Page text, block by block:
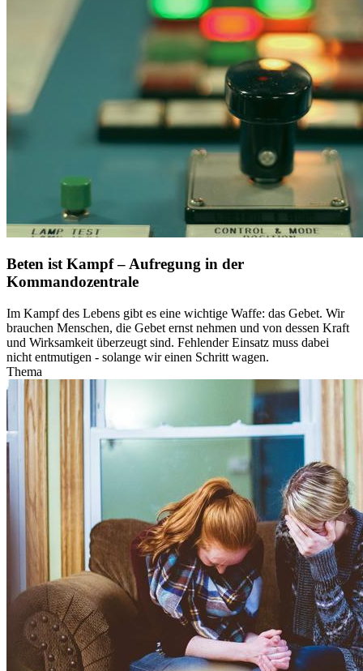
Beten ist Kampf – Aufregung in der
Kommandozentrale
Im Kampf des Lebens gibt es eine wichtige Waffe: das Gebet. Wir
brauchen Menschen, die Gebet ernst nehmen und von dessen Kraft
und Wirksamkeit überzeugt sind. Fehlender Einsatz muss dabei
nicht entmutigen - solange wir einen Schritt wagen.
Thema